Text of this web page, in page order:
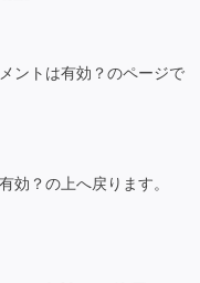
ントは有効？のページで
効？の上へ戻ります。